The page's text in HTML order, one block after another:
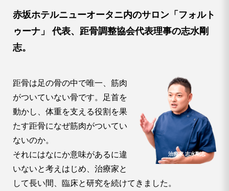
赤坂ホテルニューオータニ内のサロン「フォルト
ゥーナ」
代表、距骨調整協会代表理事の志水剛
志。
治療家 志水剛志
距骨は足の骨の中で唯一、筋肉
がついていない骨です。足首を
動かし、体重を支える役割を果
たす距骨になぜ筋肉がついてい
ないのか。
それにはなにか意味があるに違
いないと考えはじめ、治療家と
して長い間、臨床と研究を続けてきました。